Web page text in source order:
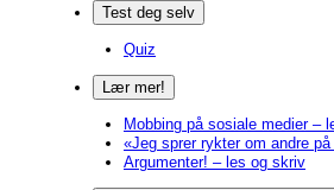
Test deg selv
Quiz
Lær mer!
Mobbing på sosiale medier –
«Jeg sprer rykter om andre
Argumenter! – les og skriv